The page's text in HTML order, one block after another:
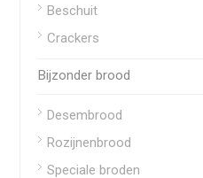
Beschuit
Crackers
Bijzonder brood
Desembrood
Rozijnenbrood
Speciale broden